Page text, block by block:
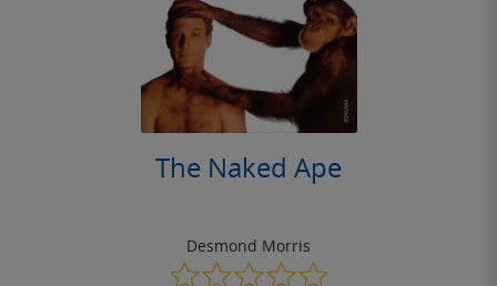
The Naked Ape
Desmond Morris
0.0